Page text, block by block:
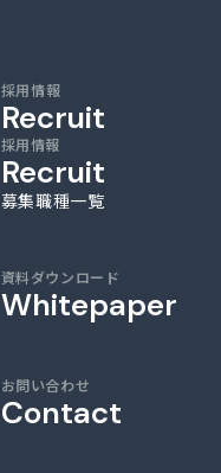
Recruit
採用情報
Recruit
採用情報
募集職種一覧
Whitepaper
資料ダウンロード
Contact
お問い合わせ